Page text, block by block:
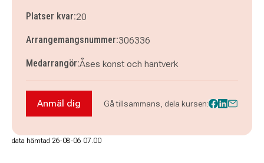
Platser kvar:20
Arrangemangsnummer:306336
Medarrangör:Åses konst och hantverk
Anmäl dig till Sy-Lan i Kungsör, 14-15
Anmäl dig Gå tillsammans, dela kursen:
data hämtad 26-08-06 07.00